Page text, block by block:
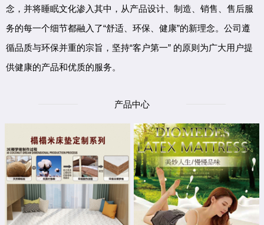
念，并将睡眠文化渗入其中，从产品设计、制造、销售、售后服
务的每一个细节都融入了“舒适、环保、健康”的新理念。公司遵
循品质与环保并重的宗旨，坚持“客户第一” 的原则为广大用户提
供健康的产品和优质的服务。
产品中心